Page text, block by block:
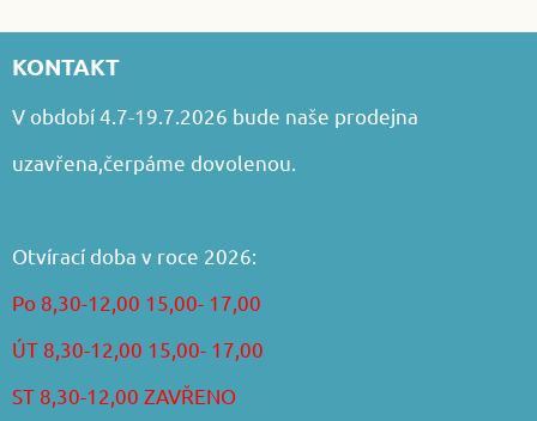
KONTAKT
V období 4.7-19.7.2026 bude naše prodejna
uzavřena,čerpáme dovolenou.
Otvírací doba v roce 2026:
Po 8,30-12,00 15,00- 17,00
ÚT 8,30-12,00 15,00- 17,00
ST 8,30-12,00 ZAVŘENO